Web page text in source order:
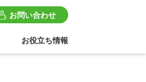
お問い合わせ
お役立ち情報